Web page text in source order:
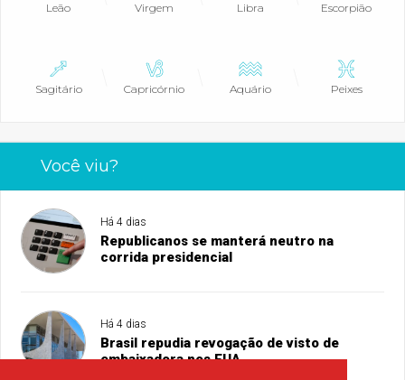
Leão Virgem Libra Escorpião
Sagitário Capricórnio Aquário Peixes
Você viu?
Há 4 dias
Republicanos se manterá neutro na
corrida presidencial
Há 4 dias
Brasil repudia revogação de visto de
embaixadora nos EUA